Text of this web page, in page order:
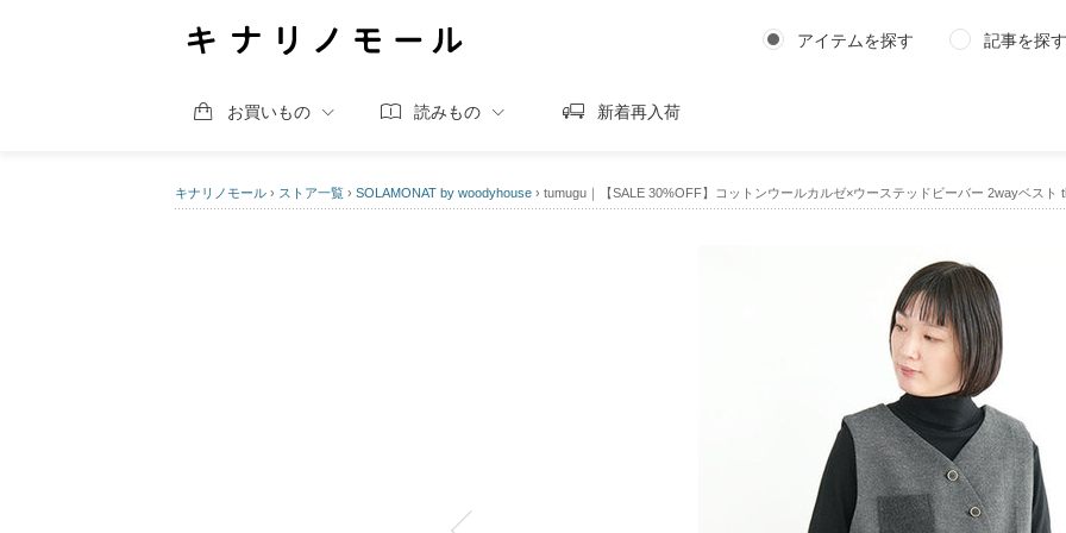
アイテムを探す 記事を探す
お買いもの 読みもの 新着再入荷
キナリノモール › ストア一覧 › SOLAMONAT by woodyhouse › tumugu｜【SALE 30%OFF】コットンウールカルゼ×ウーステッドビーバー 2wayベスト